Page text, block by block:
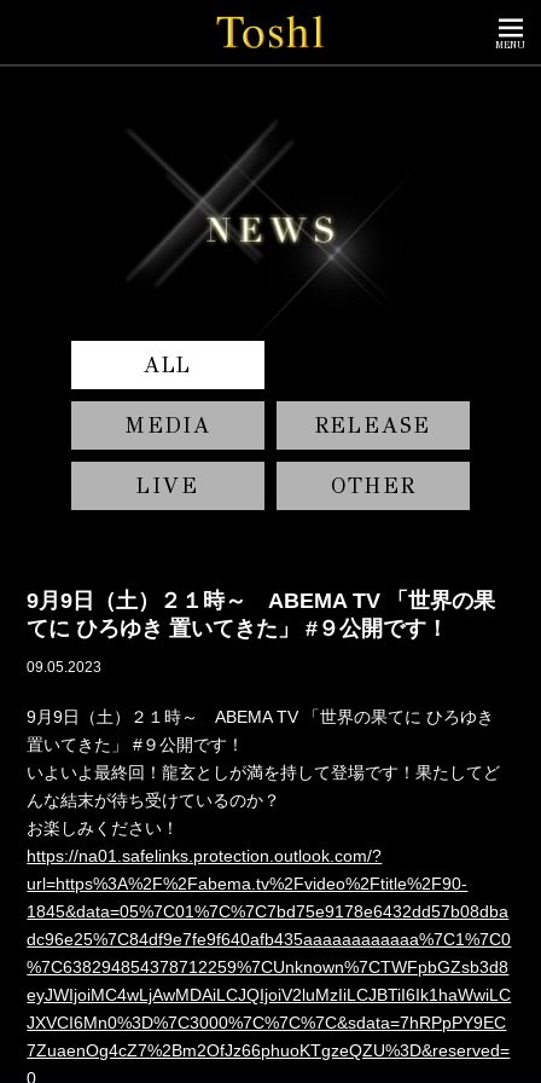
MENU
ALL
MEDIA RELEASE
LIVE OTHER
9月9日（土）２１時～ ABEMA TV 「世界の果
てに ひろゆき 置いてきた」 #９公開です！
09.05.2023
9月9日（土）２１時～ ABEMA TV 「世界の果てに ひろゆき
置いてきた」 #９公開です！
いよいよ最終回！龍玄としが満を持して登場です！果たしてど
んな結末が待ち受けているのか？
お楽しみください！
https://na01.safelinks.protection.outlook.com/?
url=https%3A%2F%2Fabema.tv%2Fvideo%2Ftitle%2F90-
1845&data=05%7C01%7C%7C7bd75e9178e6432dd57b08dba
dc96e25%7C84df9e7fe9f640afb435aaaaaaaaaaaa%7C1%7C0
%7C638294854378712259%7CUnknown%7CTWFpbGZsb3d8
eyJWIjoiMC4wLjAwMDAiLCJQIjoiV2luMzIiLCJBTiI6Ik1haWwiLC
JXVCI6Mn0%3D%7C3000%7C%7C%7C&sdata=7hRPpPY9EC
7ZuaenOg4cZ7%2Bm2OfJz66phuoKTgzeQZU%3D&reserved=
0